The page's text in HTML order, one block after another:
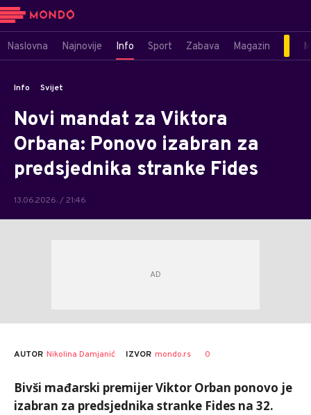
Naslovna Najnovije Info Sport Zabava Magazin
Info Svijet
Novi mandat za Viktora
Orbana: Ponovo izabran za
predsjednika stranke Fides
13.06.2026. / 21:46
AUTOR Nikolina Damjanić IZVOR mondo.rs 0
Bivši mađarski premijer Viktor Orban ponovo je
izabran za predsjednika stranke Fides na 32.